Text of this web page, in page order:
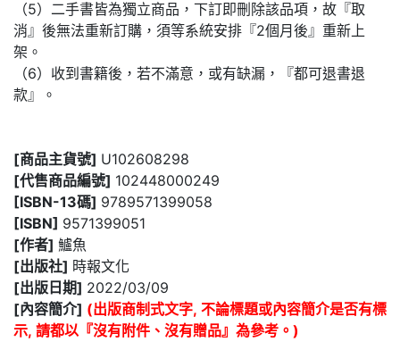
（5）二手書皆為獨立商品，下訂即刪除該品項，故『取
消』後無法重新訂購，須等系統安排『2個月後』重新上
架。
（6）收到書籍後，若不滿意，或有缺漏，『都可退書退
款』。
[商品主貨號] U102608298
[代售商品編號] 102448000249
[ISBN-13碼] 9789571399058
[ISBN] 9571399051
[作者] 鱸魚
[出版社] 時報文化
[出版日期] 2022/03/09
[內容簡介] (出版商制式文字, 不論標題或內容簡介是否有標
示, 請都以『沒有附件、沒有贈品』為參考。)